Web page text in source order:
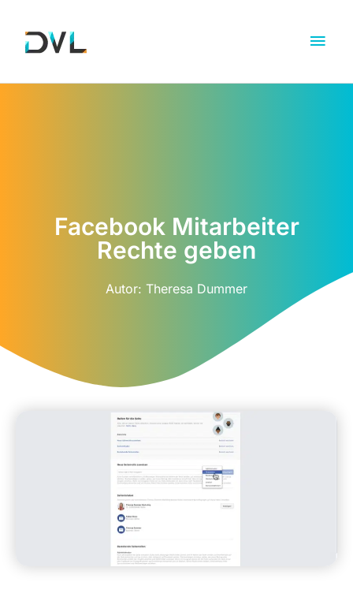
Facebook Mitarbeiter
Rechte geben
Autor: Theresa Dummer